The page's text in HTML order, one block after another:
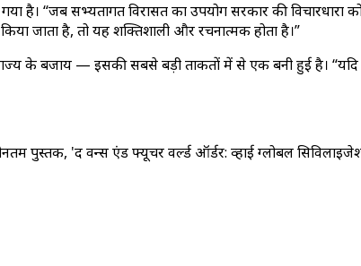
है। “जब सभ्यतागत विरासत का उपयोग सरकार की
जाता है, तो यह शक्तिशाली और रचनात्मक होता है।”
के बजाय — इसकी सबसे बड़ी ताकतों में से एक बनी हुई है।
पुस्तक, 'द वन्स एंड फ्यूचर वर्ल्ड ऑर्डर: व्हाई ग्लोबल